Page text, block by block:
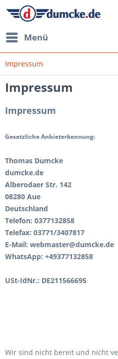
Menü
Impressum
Impressum
Impressum
Gesetzliche Anbieterkennung:
Thomas Dumcke
dumcke.de
Alberodaer Str. 142
08280 Aue
Deutschland
Telefon: 0377132858
Telefax: 03771/3407817
E-Mail: webmaster@dumcke.de
WhatsApp: +49377132858
USt-IdNr.: DE211566695
Wir sind nicht bereit und nicht